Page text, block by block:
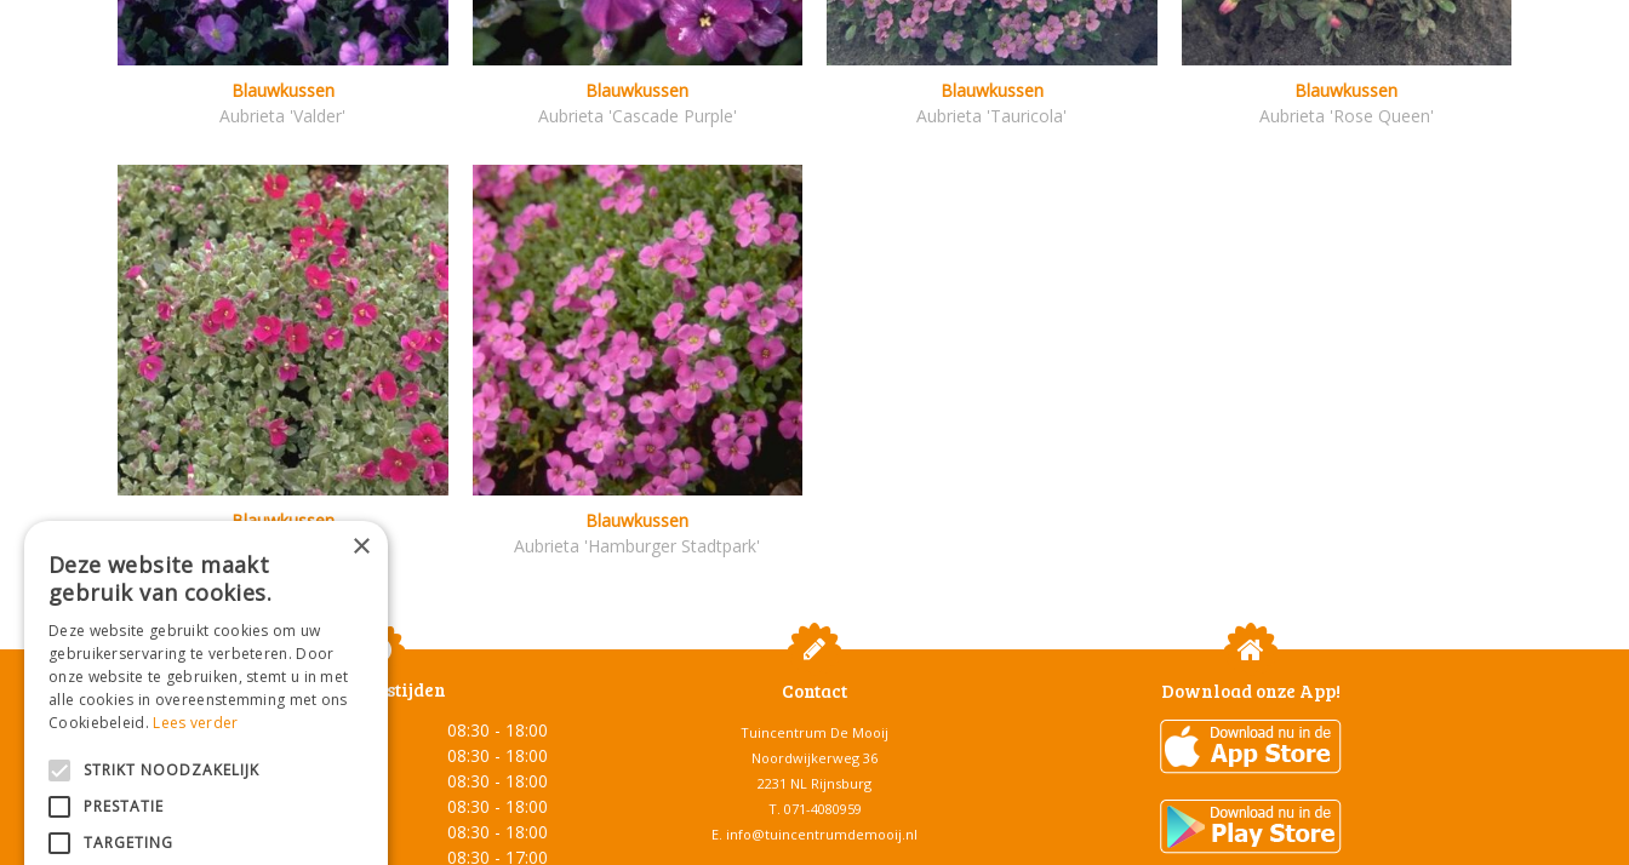
Blauwkussen
Aubrieta 'Valder'
Blauwkussen
Aubrieta 'Cascade Purple'
Blauwkussen
Aubrieta 'Tauricola'
Blauwkussen
Aubrieta 'Rose Queen'
Blauwkussen
Aubrieta 'Red Carpet'
Blauwkussen
Aubrieta 'Hamburger Stadtpark'
Openingstijden
Maandag
08:30 - 18:00
08:30 - 18:00
Woensdag
08:30 - 18:00
08:30 - 18:00
08:30 - 18:00
08:30 - 17:00
Contact
Tuincentrum De Mooij
Noordwijkerweg 36
2231 NL Rijnsburg
T. 071-4080959
E. info@tuincentrumdemooij.nl
Download onze App!
×
Deze website maakt
gebruik van cookies.
Deze website gebruikt cookies om uw
gebruikerservaring te verbeteren. Door
onze website te gebruiken, stemt u in met
alle cookies in overeenstemming met ons
Cookiebeleid.Lees verder
STRIKT NOODZAKELIJK
PRESTATIE
TARGETING